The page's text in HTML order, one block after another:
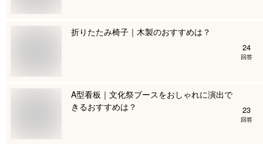
折りたたみ椅子｜木製のおすすめは？
24
回答
A型看板｜文化祭ブースをおしゃれに演出で
きるおすすめは？
23
回答